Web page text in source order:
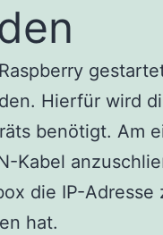
Hierfür wird
benötigt. Am
Kabel
die IP-
hat.